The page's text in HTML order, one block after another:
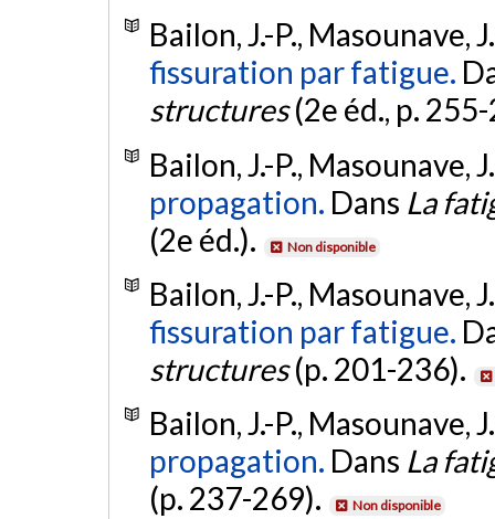
Bailon, J.-P., Masounave,
fissuration par fatigue.
structures(2e éd., p.
Bailon, J.-P., Masounave,
propagation. Dans La
(2e éd.).
Non disponible
Bailon, J.-P., Masounave,
fissuration par fatigue.
structures(p. 201-236).
Bailon, J.-P., Masounave,
propagation. Dans La
(p. 237-269).
Non disponible